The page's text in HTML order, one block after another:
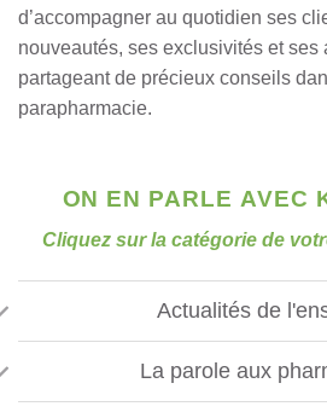
d’accompagner au quotidien ses
nouveautés, ses exclusivités et ses
partageant de précieux conseils
parapharmacie.
ON EN PARLE AVEC
Cliquez sur la catégorie de
Actualités de
La parole aux